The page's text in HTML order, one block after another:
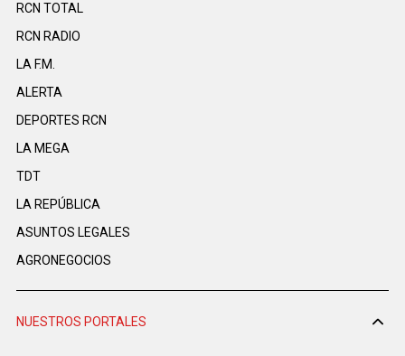
RCN TOTAL
RCN RADIO
LA F.M.
ALERTA
DEPORTES RCN
LA MEGA
TDT
LA REPÚBLICA
ASUNTOS LEGALES
AGRONEGOCIOS
NUESTROS PORTALES